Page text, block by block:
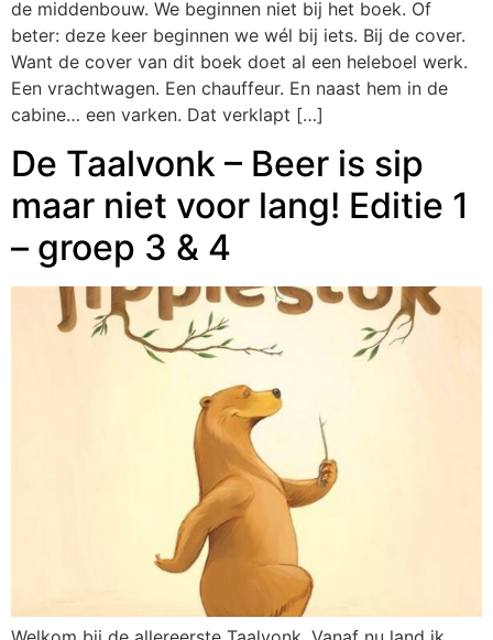
de middenbouw. We beginnen niet bij het boek. Of
beter: deze keer beginnen we wél bij iets. Bij de cover.
Want de cover van dit boek doet al een heleboel werk.
Een vrachtwagen. Een chauffeur. En naast hem in de
cabine… een varken. Dat verklapt […]
De Taalvonk – Beer is sip
maar niet voor lang! Editie 1
– groep 3 & 4